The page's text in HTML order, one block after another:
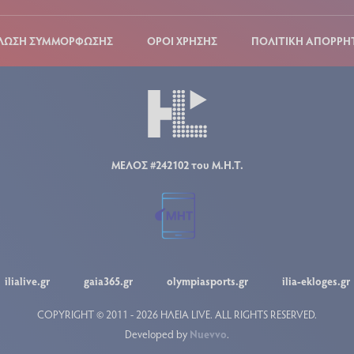
ΣΥΜΜΟΡΦΩΣΗΣ ΟΡΟΙ ΧΡΗΣΗΣ ΠΟΛΙΤΙΚΗ
ΜΕΛΟΣ #242102 του Μ.Η.Τ.
ilialive.gr gaia365.gr olympiasports.gr ilia-ekloges.gr
COPYRIGHT © 2011 - 2026 ΗΛΕΙΑ LIVE. ALL RIGHTS RESERVED.
Developed by Nuevvo.